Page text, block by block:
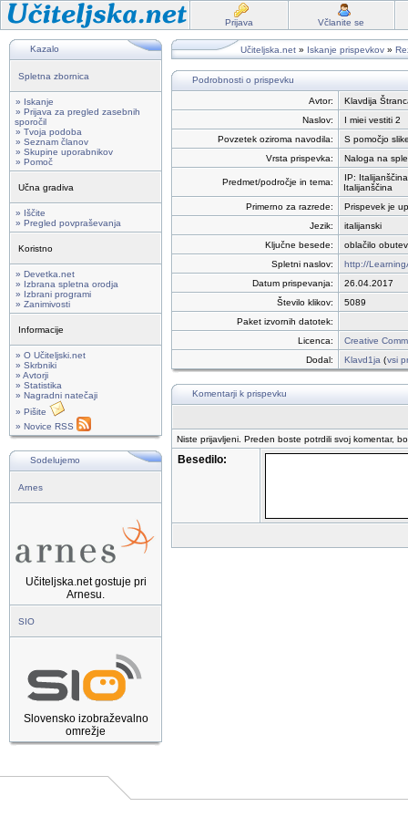
Prijava Včlanite se
Kazalo
Spletna zbornica
» Iskanje
» Prijava za pregled zasebnih
sporočil
» Tvoja podoba
» Seznam članov
» Skupine uporabnikov
» Pomoč
Učna gradiva
» Iščite
» Pregled povpraševanja
Koristno
» Devetka.net
» Izbrana spletna orodja
» Izbrani programi
» Zanimivosti
Informacije
» O Učiteljski.net
» Skrbniki
» Avtorji
» Statistika
» Nagradni natečaji
» Pišite
» Novice RSS
Sodelujemo
Arnes
Učiteljska.net gostuje pri
Arnesu.
SIO
Slovensko izobraževalno
omrežje
Učiteljska.net » Iskanje prispevkov »
Podrobnosti o prispevku
Avtor:
Klavdija
Naslov:
I miei vestiti 2
Povzetek oziroma navodila:
S pomočjo
Vrsta prispevka:
Naloga na
Predmet/področje in tema:
IP:
Italijanščina
Primerno za razrede:
Prispevek je
Jezik:
italijanski
Ključne besede:
oblačilo
Spletni naslov:
http://
Datum prispevanja:
26.04.2017
Število klikov:
5089
Paket izvornih datotek:
Licenca:
Creative
Dodal:
Klavd1ja (vsi
Komentarji k prispevku
Niste prijavljeni. Preden boste potrdili svoj komentar,
Besedilo: